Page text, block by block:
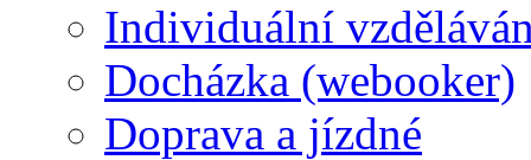
Individuální
Docházka (webooker)
Doprava a jízdné